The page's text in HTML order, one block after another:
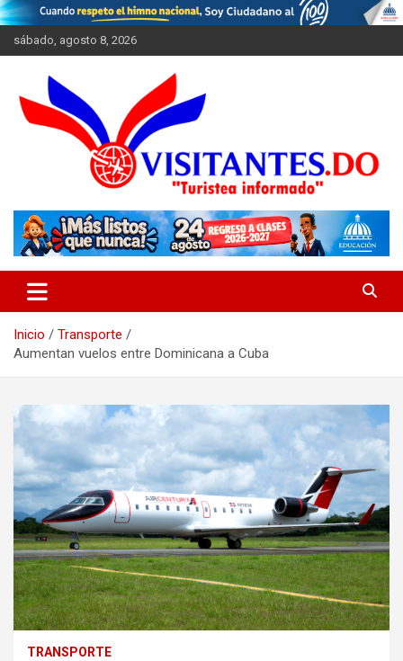
Saltar
al
contenido
sábado, agosto 8, 2026
Visitantes
Inicio
Transporte
Aumentan vuelos entre Dominicana a Cuba
TRANSPORTE